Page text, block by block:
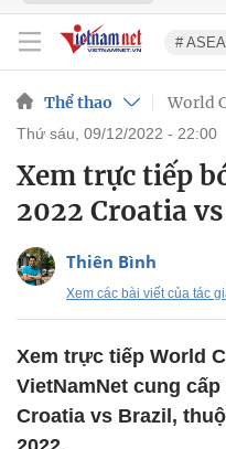
#
Thể thao World
thứ sáu, 09/12/2022 - 22:00
Xem trực tiếp
2022 Croatia
Thiên Bình
Xem các bài viết của tác
Xem trực tiếp World
VietNamNet cung
Croatia vs Brazil,